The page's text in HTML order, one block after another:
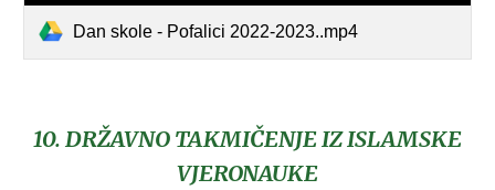
Dan skole - Pofalici 2022-2023..mp4
10. DRŽAVNO TAKMIČENJE IZ ISLAMSKE
VJERONAUKE